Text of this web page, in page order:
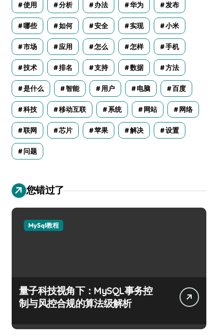
使用 分析 办法 华为 发布
哪些 如何 安全 实现 小米
市场 应用 怎么 怎样 手机
技术 排名 支持 数据 方法
是什么 智能 用户 电脑 百度
科技 移动互联 系统 网站 网络
联网 芯片 苹果 解决 设置
问题
您错过了
MySql教程
量子科技视角下：MySQL事务控
制与风控合规的算法级解析